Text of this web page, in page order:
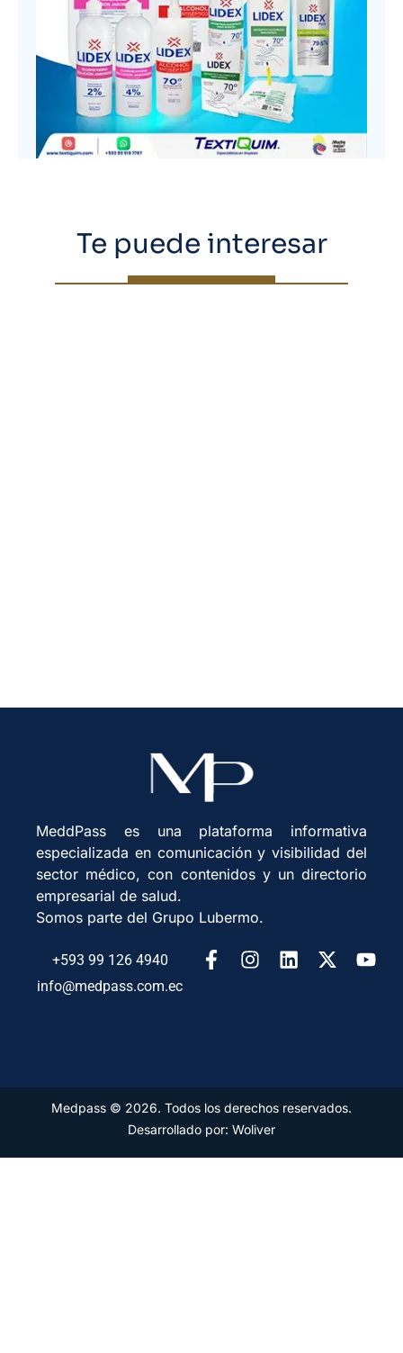
Te puede interesar
MeddPass es una plataforma informativa
especializada en comunicación y visibilidad del
sector médico, con contenidos y un directorio
empresarial de salud.
Somos parte del Grupo Lubermo.
+593 99 126 4940
info@medpass.com.ec
Medpass © 2026. Todos los derechos reservados.
Desarrollado por: Woliver